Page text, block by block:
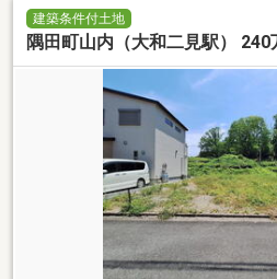
建築条件付土地
隅田町山内（大和二見駅） 240